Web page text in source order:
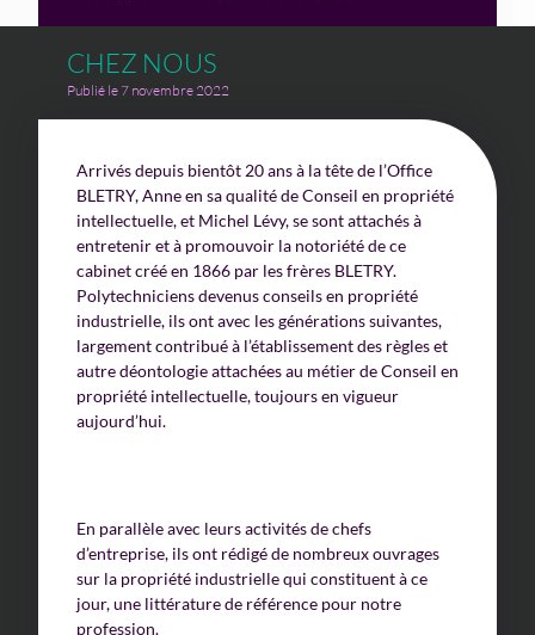
CHEZ NOUS
Publié le 7 novembre 2022
Arrivés depuis bientôt 20 ans à la tête de l’Office
BLETRY, Anne en sa qualité de Conseil en propriété
intellectuelle, et Michel Lévy, se sont attachés à
entretenir et à promouvoir la notoriété de ce
cabinet créé en 1866 par les frères BLETRY.
Polytechniciens devenus conseils en propriété
industrielle, ils ont avec les générations suivantes,
largement contribué à l’établissement des règles et
autre déontologie attachées au métier de Conseil en
propriété intellectuelle, toujours en vigueur
aujourd’hui.
En parallèle avec leurs activités de chefs
d’entreprise, ils ont rédigé de nombreux ouvrages
sur la propriété industrielle qui constituent à ce
jour, une littérature de référence pour notre
profession.